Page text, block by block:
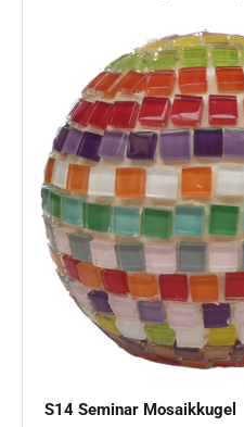
S14 Seminar Mosaikkugel